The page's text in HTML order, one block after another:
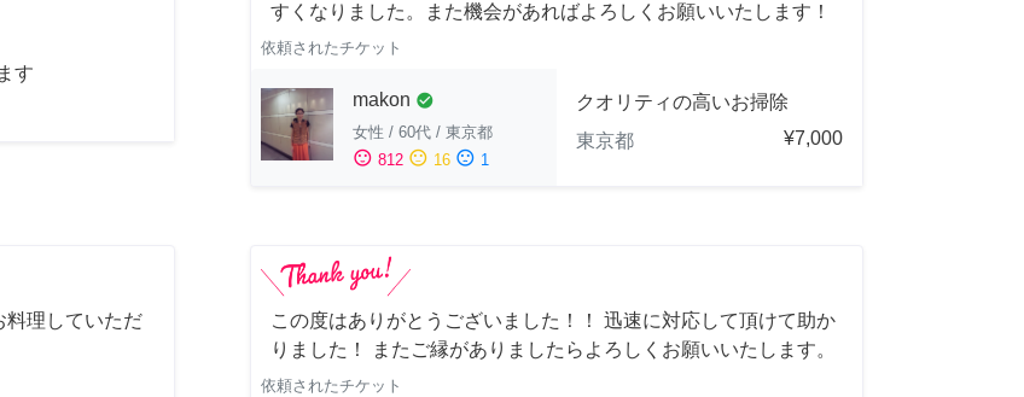
す
すくなりました。また機会があればよろしくお願いいたします！
依頼されたチケット
makon check_circle
女性 / 60代 / 東京都
sentiment_satisfied 812 sentiment_neutral 16 sentiment_dissatisfied 1
クオリティの高いお掃除
東京都
¥7,000
料理していただ
この度はありがとうございました！！ 迅速に対応して頂けて助か
りました！ またご縁がありましたらよろしくお願いいたします。
依頼されたチケット